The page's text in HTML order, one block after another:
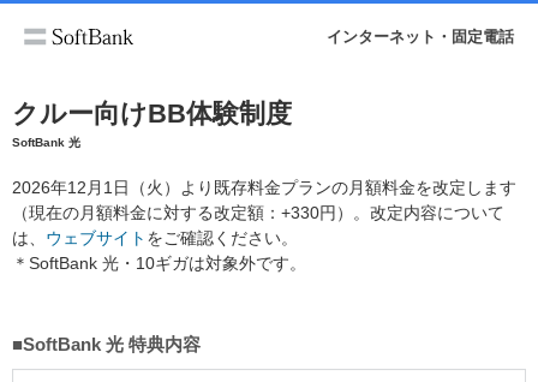
インターネット・固定電話
クルー向けBB体験制度
SoftBank 光
2026年12月1日（火）より既存料金プランの月額料金を改定します
（現在の月額料金に対する改定額：+330円）。改定内容について
は、 ウェブサイト をご確認ください。
＊SoftBank 光・10ギガは対象外です。
■SoftBank 光 特典内容